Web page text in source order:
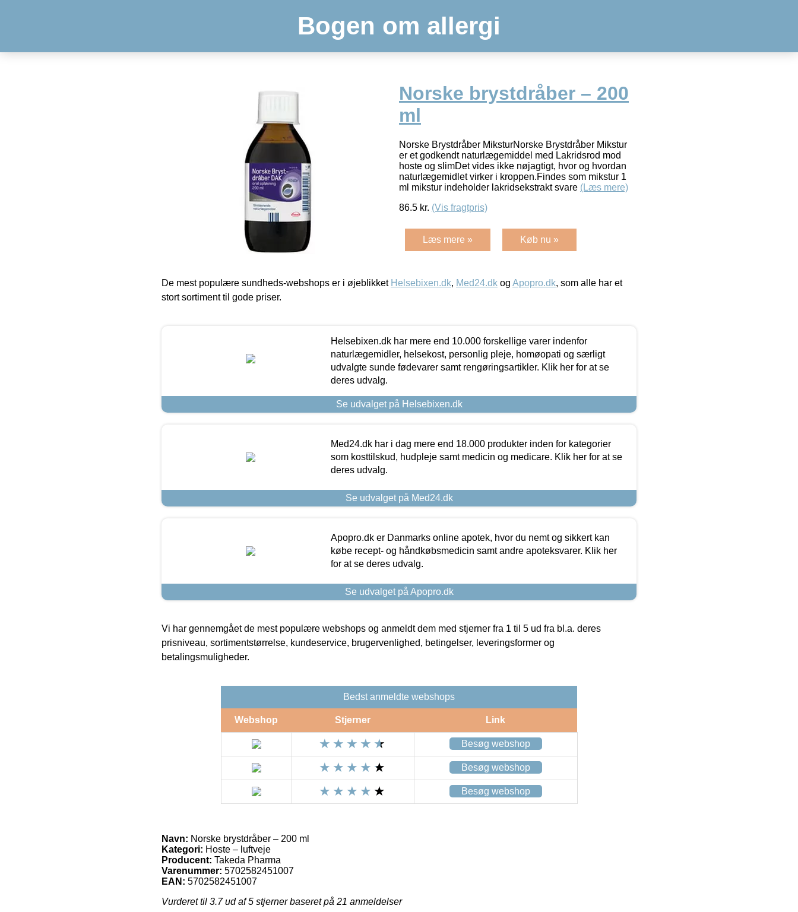
Bogen om allergi
Norske brystdråber – 200
ml
Norske Brystdråber MiksturNorske Brystdråber Mikstur
er et godkendt naturlægemiddel med Lakridsrod mod
hoste og slimDet vides ikke nøjagtigt, hvor og hvordan
naturlægemidlet virker i kroppen.Findes som mikstur 1
ml mikstur indeholder lakridsekstrakt svare (Læs mere)
86.5 kr. (Vis fragtpris)
Læs mere » Køb nu »
De mest populære sundheds-webshops er i øjeblikket Helsebixen.dk, Med24.dk og Apopro.dk, som alle har et
stort sortiment til gode priser.
Helsebixen.dk har mere end 10.000 forskellige varer indenfor
naturlægemidler, helsekost, personlig pleje, homøopati og særligt
udvalgte sunde fødevarer samt rengøringsartikler. Klik her for at se
deres udvalg.
Se udvalget på Helsebixen.dk
Med24.dk har i dag mere end 18.000 produkter inden for kategorier
som kosttilskud, hudpleje samt medicin og medicare. Klik her for at se
deres udvalg.
Se udvalget på Med24.dk
Apopro.dk er Danmarks online apotek, hvor du nemt og sikkert kan
købe recept- og håndkøbsmedicin samt andre apoteksvarer. Klik her
for at se deres udvalg.
Se udvalget på Apopro.dk
Vi har gennemgået de mest populære webshops og anmeldt dem med stjerner fra 1 til 5 ud fra bl.a. deres
prisniveau, sortimentstørrelse, kundeservice, brugervenlighed, betingelser, leveringsformer og
betalingsmuligheder.
Bedst anmeldte webshops
Webshop Stjerner Link
Besøg webshop
Besøg webshop
Besøg webshop
Navn: Norske brystdråber – 200 ml
Kategori: Hoste – luftveje
Producent: Takeda Pharma
Varenummer: 5702582451007
EAN: 5702582451007
Vurderet til 3.7ud af 5 stjerner baseret på 21 anmeldelser